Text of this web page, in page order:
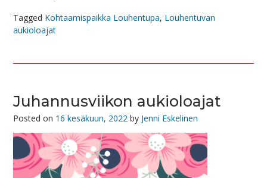
Tagged Kohtaamispaikka Louhentupa, Louhentuvan
aukioloajat
Juhannusviikon aukioloajat
Posted on 16 kesäkuun, 2022 by Jenni Eskelinen